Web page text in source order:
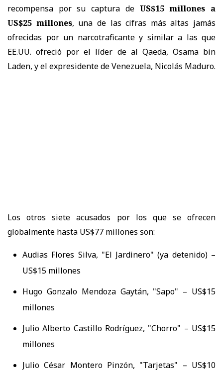
recompensa por su captura de US$15 millones a
US$25 millones, una de las cifras más altas jamás
ofrecidas por un narcotraficante y similar a las que
EE.UU. ofreció por el líder de al Qaeda, Osama bin
Laden, y el expresidente de Venezuela, Nicolás Maduro.
Los otros siete acusados por los que se ofrecen
globalmente hasta US$77 millones son:
Audias Flores Silva, "El Jardinero" (ya detenido) –
US$15 millones
Hugo Gonzalo Mendoza Gaytán, "Sapo" – US$15
millones
Julio Alberto Castillo Rodríguez, "Chorro" – US$15
millones
Julio César Montero Pinzón, "Tarjetas" – US$10